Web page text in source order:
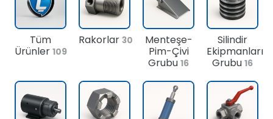
Tüm
Ürünler 109
Rakorlar 30
Menteşe-
Pim-Çivi
Grubu 16
Silindir
Ekipmanları
Grubu 16